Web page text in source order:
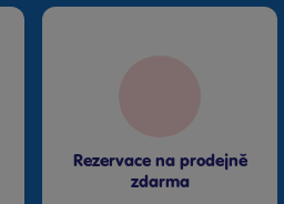
Rezervace na prodejně
zdarma